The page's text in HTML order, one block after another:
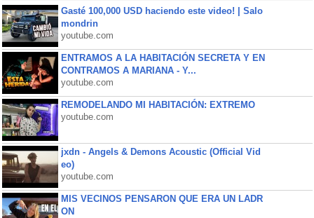
Gasté 100,000 USD haciendo este video! | Salo
mondrin
youtube.com
ENTRAMOS A LA HABITACIÓN SECRETA Y EN
CONTRAMOS A MARIANA - Y...
youtube.com
REMODELANDO MI HABITACIÓN: EXTREMO
youtube.com
jxdn - Angels & Demons Acoustic (Official Vid
eo)
youtube.com
MIS VECINOS PENSARON QUE ERA UN LADR
ON